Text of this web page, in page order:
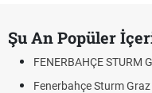
Şu An Popüler
FENERBAHÇE STURM
Fenerbahçe Sturm Graz